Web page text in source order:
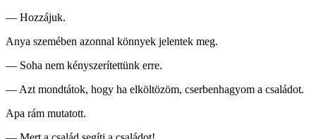
— Hozzájuk.
Anya szemében azonnal könnyek jelentek meg.
— Soha nem kényszerítettünk erre.
— Azt mondtátok, hogy ha elköltözöm, cserbenhagyom a családot.
Apa rám mutatott.